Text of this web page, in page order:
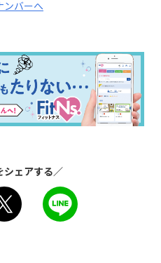
ンバーへ
シェアする／